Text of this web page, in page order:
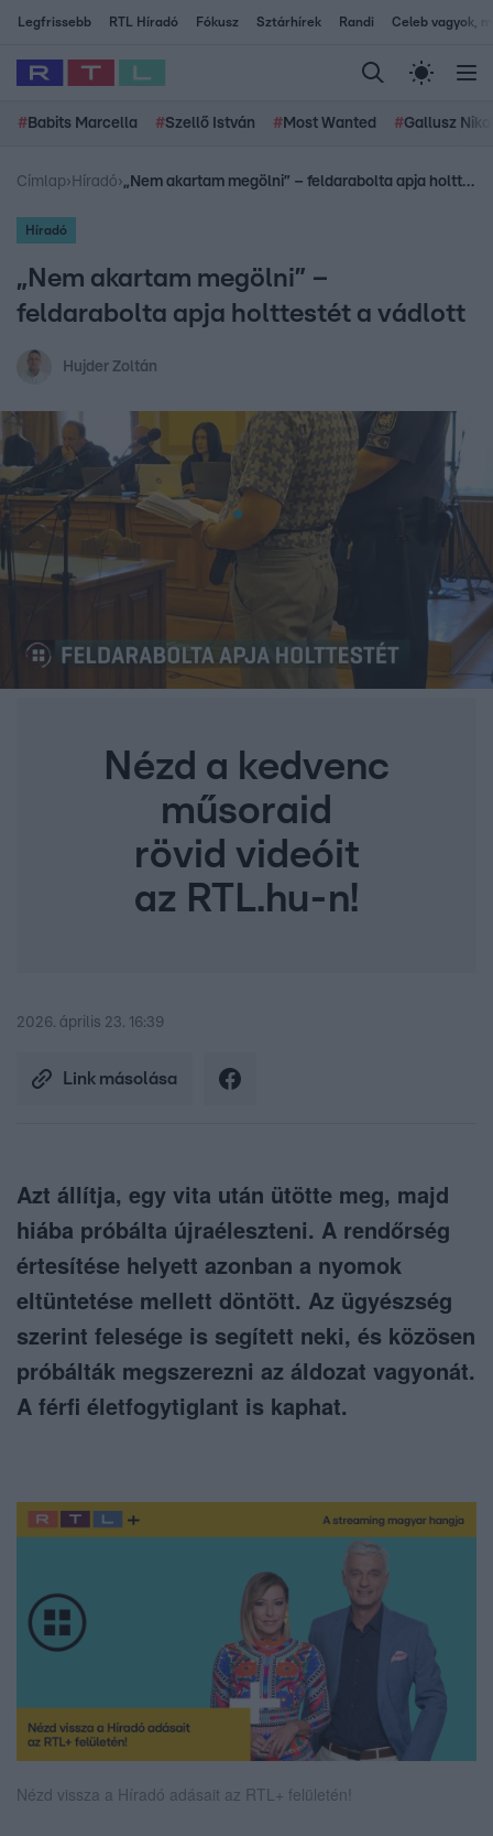
Legfrissebb RTL Híradó Fókusz Sztárhírek Randi Celeb vagyok,
# Babits Marcella #Szellő István # Most Wanted #Gallusz
Címlap› Híradó› „Nem akartam megölni” – feldarabolta apja holttestét a vádlott
Híradó
„Nem akartam megölni” –
feldarabolta apja holttestét a vádlott
Hujder Zoltán
Nézd a kedvenc
műsoraid
rövid videóit
az RTL.hu-n!
2026. április 23. 16:39
Link másolása
Azt állítja, egy vita után ütötte meg, majd
hiába próbálta újraéleszteni. A rendőrség
értesítése helyett azonban a nyomok
eltüntetése mellett döntött. Az ügyészség
szerint felesége is segített neki, és közösen
próbálták megszerezni az áldozat vagyonát.
A férfi életfogytiglant is kaphat.
Nézd vissza a Híradó adásait az RTL+ felületén!